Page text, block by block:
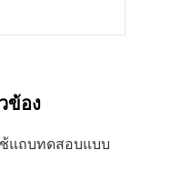
ข้อง
ช้แถบทดสอบแบบ